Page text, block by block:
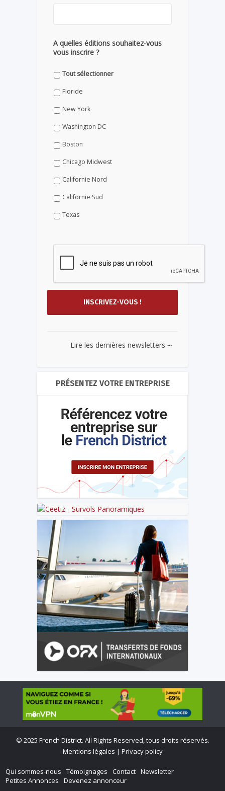
A quelles éditions souhaitez-vous
vous inscrire ?
Tout sélectionner
Floride
New York
Washington DC
Boston
Chicago Midwest
Californie Nord
Californie Sud
Texas
Lire les dernières newsletters ...
PRÉSENTEZ VOTRE ENTREPRISE
© 2025 French District. All Rights Reserved, tous droits réservés.
Mentions légales | Privacy policy
Qui sommes-nous Témoignages Contact Newsletter
Petites Annonces
Devenez annonceur